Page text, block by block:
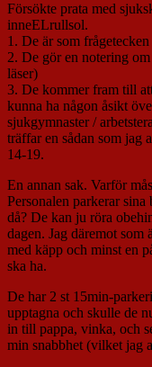
Försökte prata med
inneELrullsol.
1. De är som
2. De gör en notering
läser)
3. De kommer fram till
kunna ha någon åsikt
sjukgymnaster /
träffar en sådan som jag
14-19.
En annan sak. Varför
Personalen parkerar
då? De kan ju röra
dagen. Jag däremot som
med käpp och minst en
ska ha.
De har 2 st 15min-
upptagna och skulle de
in till pappa, vinka, och
min snabbhet (vilket jag